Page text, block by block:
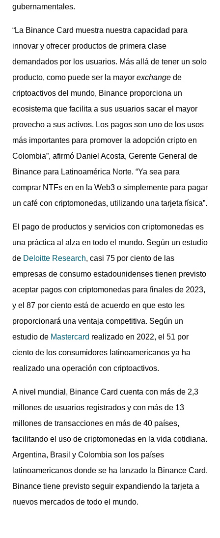
gubernamentales.
“La Binance Card muestra nuestra capacidad para
innovar y ofrecer productos de primera clase
demandados por los usuarios. Más allá de tener un solo
producto, como puede ser la mayor exchange de
criptoactivos del mundo, Binance proporciona un
ecosistema que facilita a sus usuarios sacar el mayor
provecho a sus activos. Los pagos son uno de los usos
más importantes para promover la adopción cripto en
Colombia”, afirmó Daniel Acosta, Gerente General de
Binance para Latinoamérica Norte. “Ya sea para
comprar NTFs en en la Web3 o simplemente para pagar
un café con criptomonedas, utilizando una tarjeta física”.
El pago de productos y servicios con criptomonedas es
una práctica al alza en todo el mundo. Según un estudio
de Deloitte Research, casi 75 por ciento de las
empresas de consumo estadounidenses tienen previsto
aceptar pagos con criptomonedas para finales de 2023,
y el 87 por ciento está de acuerdo en que esto les
proporcionará una ventaja competitiva. Según un
estudio de Mastercard realizado en 2022, el 51 por
ciento de los consumidores latinoamericanos ya ha
realizado una operación con criptoactivos.
A nivel mundial, Binance Card cuenta con más de 2,3
millones de usuarios registrados y con más de 13
millones de transacciones en más de 40 países,
facilitando el uso de criptomonedas en la vida cotidiana.
Argentina, Brasil y Colombia son los países
latinoamericanos donde se ha lanzado la Binance Card.
Binance tiene previsto seguir expandiendo la tarjeta a
nuevos mercados de todo el mundo.